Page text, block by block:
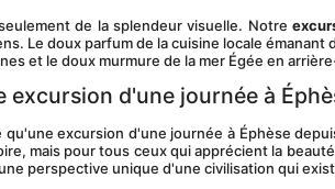
de la splendeur visuelle. Notre
Le doux parfum de la cuisine locale
et le doux murmure de la mer Égée en
excursion d'une journée à
mais pour tous ceux qui apprécient la
perspective unique d'une civilisation qui